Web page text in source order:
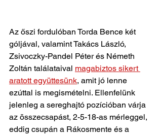
Az őszi fordulóban Torda Bence két
góljával, valamint Takács László,
Zsivoczky-Pandel Péter és Németh
Zoltán találataival magabiztos sikert
aratott együttesünk, amit jó lenne
ezúttal is megismételni. Ellenfelünk
jelenleg a sereghajtó pozícióban várja
az összecsapást, 2-5-18-as mérleggel,
eddig csupán a Rákosmente és a